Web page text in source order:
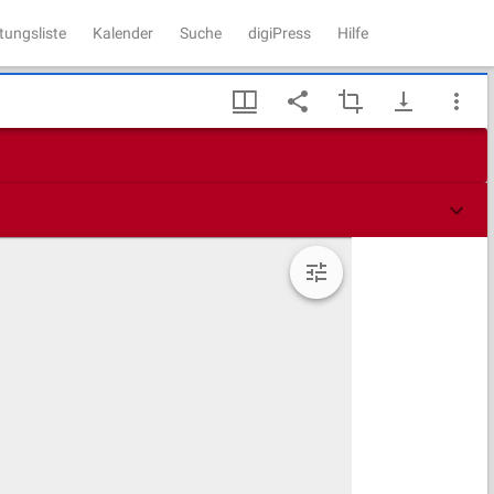
Kalender Suche digiPress Hilfe